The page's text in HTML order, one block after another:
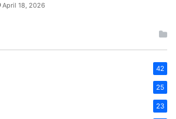
April 18, 2026
42
25
23